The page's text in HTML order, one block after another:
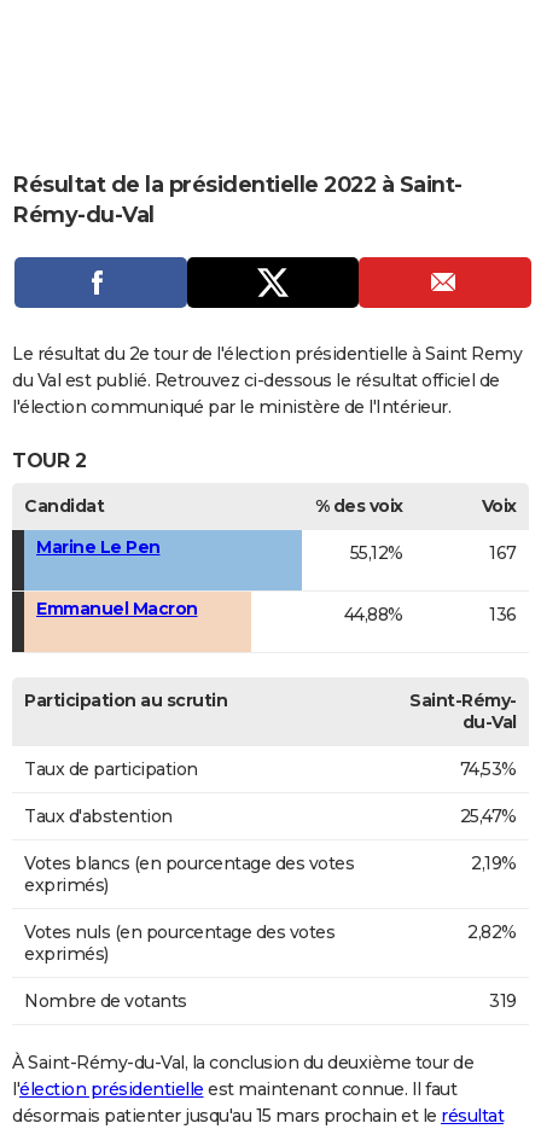
CARTE DE VOEUX
Carte de Noël
Carte Bonne année
Carte Saint-Valentin
Carte Pâques
Carte d'anniversaire
DICTIONNAIRE
Dictionnaire
Biographies
Expressions
Proverbes
PROGRAMME TV
S'inscrire
Se connecter
Lycées
Collèges
Primaires
Universités
Entreprises
Service militaire
Avis de recherche
AVIS DE DÉCÈS
Bricolage
Lifestyle
Culture
Sport
Auto
Television
Voyage
Cinema
Résultat de la présidentielle 2022 à Saint-
Rémy-du-Val
Le résultat du 2e tour de l'élection présidentielle à Saint Remy
du Val est publié. Retrouvez ci-dessous le résultat officiel de
l'élection communiqué par le ministère de l'Intérieur.
TOUR 2
Candidat % des voix
Voix
Marine Le Pen
55,12% 167
Emmanuel Macron 44,88% 136
Participation au scrutin
Saint-Rémy-
du-Val
Taux de participation 74,53%
Taux d'abstention 25,47%
Votes blancs (en pourcentage des votes
exprimés)
2,19%
Votes nuls (en pourcentage des votes
exprimés)
2,82%
Nombre de votants 319
À Saint-Rémy-du-Val, la conclusion du deuxième tour de
l'élection présidentielle est maintenant connue. Il faut
désormais patienter jusqu'au 15 mars prochain et le résultat